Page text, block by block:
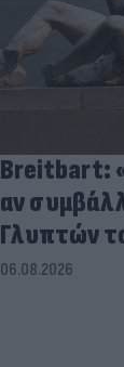
Breitbart:
αν
Γλυπτών
06.08.2026